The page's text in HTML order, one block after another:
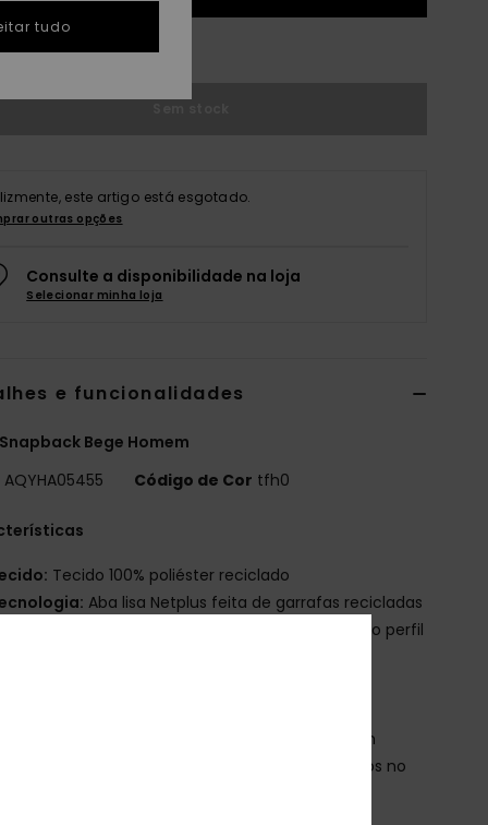
este artigo está esgotado.
outras opções
Consulte a disponibilidade na loja
Selecionar minha loja
e funcionalidades
Bege Homem
AQYHA05455 Código de Cor tfh0
Tecido 100% poliéster reciclado
Aba lisa Netplus feita de garrafas recicladas
Construção não estruturado de baixo perfil
Aplique de lona orgânica com
de alta densidade feita de materiais reciclados no
tudo